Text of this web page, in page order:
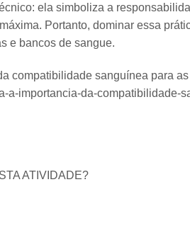
ela simboliza a
Portanto, dominar essa
e bancos de sangue.
compatibilidade sanguínea para
a-importancia-da-compatibilidade-
ATIVIDADE?